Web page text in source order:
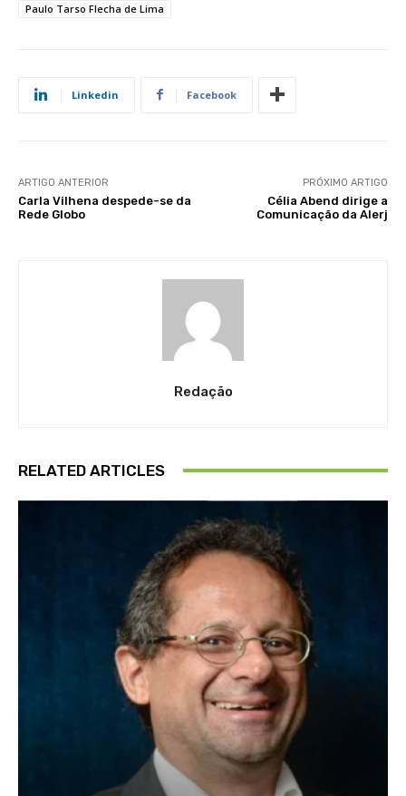
Paulo Tarso Flecha de Lima
Linkedin Facebook
ARTIGO ANTERIOR
Carla Vilhena despede-se da
Rede Globo
PRÓXIMO ARTIGO
Célia Abend dirige a
Comunicação da Alerj
Redação
RELATED ARTICLES